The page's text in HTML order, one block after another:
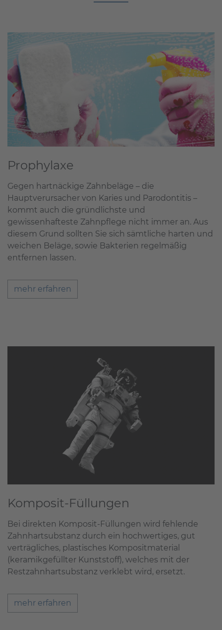
Prophylaxe
Gegen hartnäckige Zahnbeläge – die
Hauptverursacher von Karies und Parodontitis –
kommt auch die gründlichste und
gewissenhafteste Zahnpflege nicht immer an. Aus
diesem Grund sollten Sie sich sämtliche harten und
weichen Beläge, sowie Bakterien regelmäßig
entfernen lassen.
mehr erfahren
Komposit-Füllungen
Bei direkten Komposit-Füllungen wird fehlende
Zahnhartsubstanz durch ein hochwertiges, gut
verträgliches, plastisches Kompositmaterial
(keramikgefüllter Kunststoff), welches mit der
Restzahnhartsubstanz verklebt wird, ersetzt.
mehr erfahren